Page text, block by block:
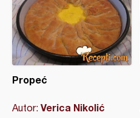
Propeć
Autor: Verica Nikolić